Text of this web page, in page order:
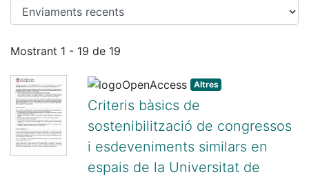
Enviaments recents
Mostrant 1 - 19 de 19
Altres
Criteris bàsics de
sostenibilització de congressos
i esdeveniments similars en
espais de la Universitat de